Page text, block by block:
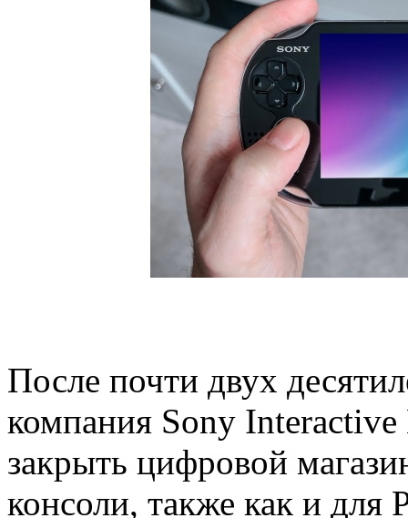
После почти двух
компания Sony Interactive
закрыть цифровой
консоли, также как и для